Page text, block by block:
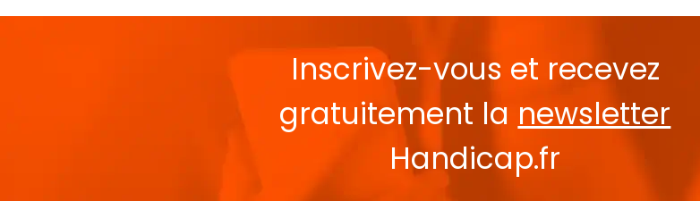
Inscrivez-vous et recevez
gratuitement la newsletter
Handicap.fr